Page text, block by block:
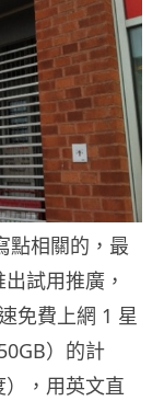
點相關的，最
試用推廣，
免費上網 1 星
）的計
，用英文直